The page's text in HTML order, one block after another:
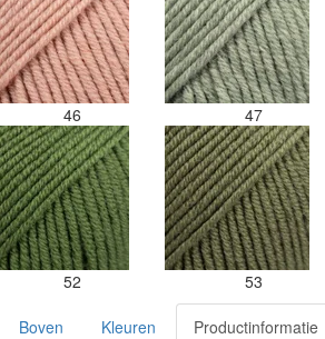
46 47
52 53
Boven Kleuren Productinformatie